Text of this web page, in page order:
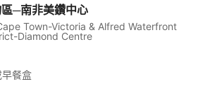
─南非美鑽中心
Town-Victoria & Alfred Waterfront
Diamond Centre
餐盒